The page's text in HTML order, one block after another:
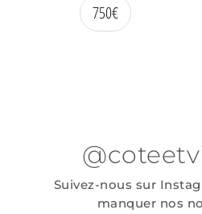
750€
Suivez-nous sur
manquer nos